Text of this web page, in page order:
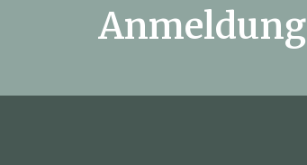
Anmeldung